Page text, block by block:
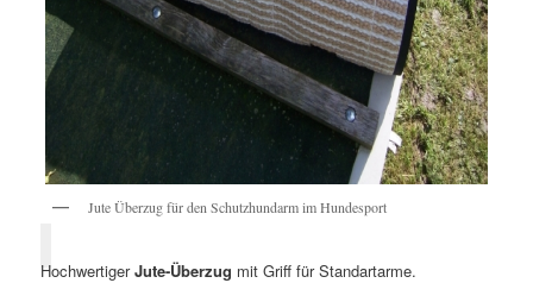
Jute Überzug für den Schutzhundarm im Hundesport
HochwertigerJute-Überzug mit Griff für Standartarme.